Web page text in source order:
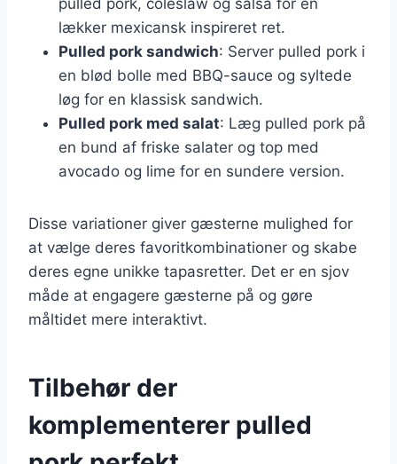
lækker mexicansk inspireret ret.
Pulled pork sandwich: Server pulled pork i
en blød bolle med BBQ-sauce og syltede
løg for en klassisk sandwich.
Pulled pork med salat: Læg pulled pork på
en bund af friske salater og top med
avocado og lime for en sundere version.
Disse variationer giver gæsterne mulighed for
at vælge deres favoritkombinationer og skabe
deres egne unikke tapasretter. Det er en sjov
måde at engagere gæsterne på og gøre
måltidet mere interaktivt.
Tilbehør der
komplementerer pulled